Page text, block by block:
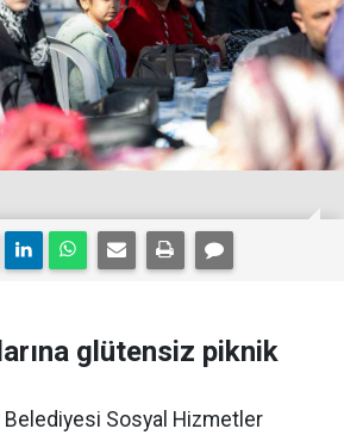
glütensiz piknik
Sosyal Hizmetler